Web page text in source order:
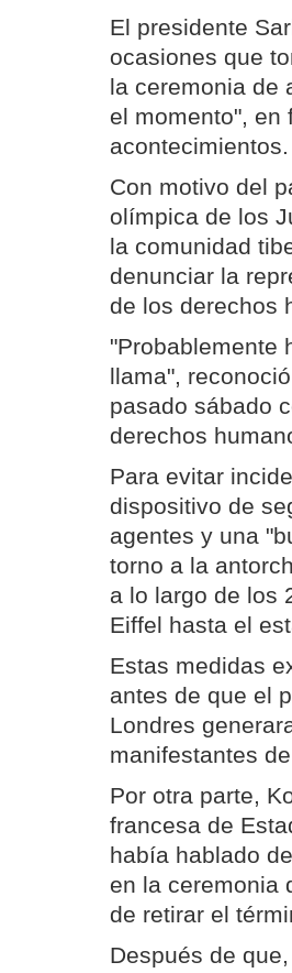
El presidente
ocasiones que
la ceremonia de
el momento", en
acontecimientos.
Con motivo del
olímpica de los
la comunidad
denunciar la
de los derechos
"Probablemente
llama",
pasado sábado
derechos
Para evitar
dispositivo de
agentes y una
torno a la
a lo largo de los
Eiffel hasta el
Estas medidas
antes de que el
Londres
manifestantes
Por otra parte,
francesa de
había hablado
en la ceremonia
de retirar el
Después de